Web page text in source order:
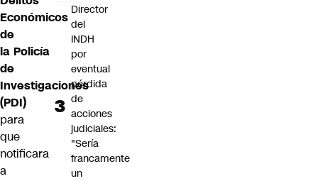
Económicos
de
la Policía
de
Investigaciones
(PDI)
para
que
notificara
a
Director
del
INDH
por
eventual
pérdida
de
acciones
judiciales:
"Sería
francamente
un